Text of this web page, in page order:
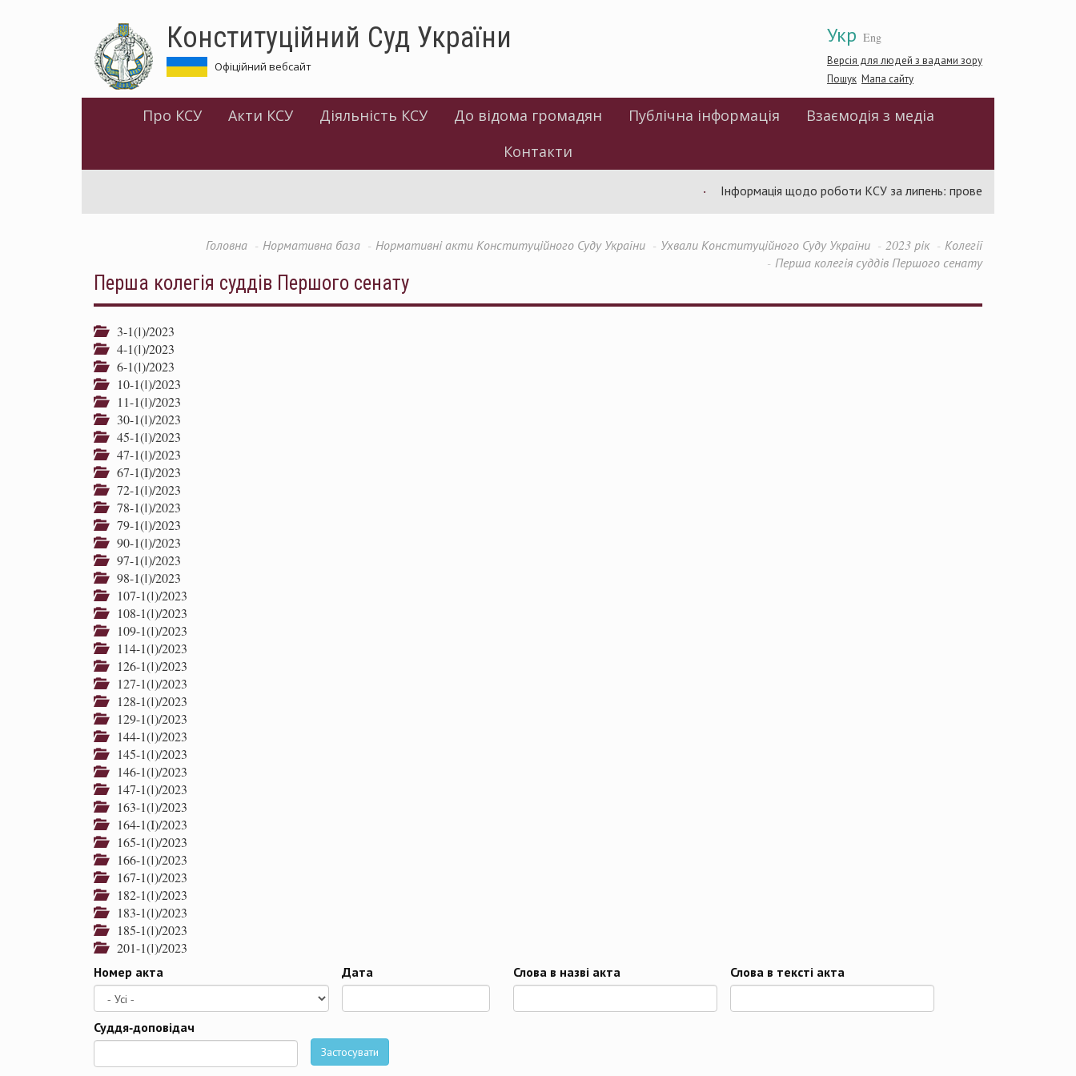
Укр Eng
Версія для людей з вадами зору
Пошук Мапа сайту
Конституційний Суд України
Офіційний вебсайт
Про КСУ Акти КСУ Діяльність КСУ До відома громадян Публічна інформація
Взаємодія з медіа
Контакти
Інформація щодо роботи КСУ за липень: проведено 94 засідання
Головна Нормативна база Нормативні акти Конституційного Суду України Ухвали Конституційного Суду України 2023 рік
Колегії
Перша колегія суддів Першого сенату
Перша колегія суддів Першого сенату
3-1(І)/2023
4-1(І)/2023
6-1(І)/2023
10-1(І)/2023
11-1(І)/2023
30-1(І)/2023
45-1(І)/2023
47-1(І)/2023
67-1(I)/2023
72-1(І)/2023
78-1(І)/2023
79-1(І)/2023
90-1(І)/2023
97-1(І)/2023
98-1(І)/2023
107-1(І)/2023
108-1(І)/2023
109-1(І)/2023
114-1(І)/2023
126-1(І)/2023
127-1(І)/2023
128-1(І)/2023
129-1(І)/2023
144-1(І)/2023
145-1(І)/2023
146-1(І)/2023
147-1(І)/2023
163-1(І)/2023
164-1(I)/2023
165-1(І)/2023
166-1(І)/2023
167-1(І)/2023
182-1(І)/2023
183-1(І)/2023
185-1(І)/2023
201-1(І)/2023
Номер акта Дата Слова в назві акта Слова в тексті акта
Суддя-доповідач
Застосувати